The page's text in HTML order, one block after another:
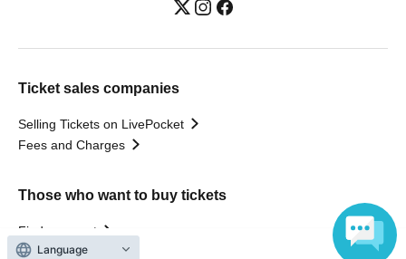
Ticket sales companies
Selling Tickets on LivePocket
Fees and Charges
Those who want to buy tickets
Find an event
Announcements
Language